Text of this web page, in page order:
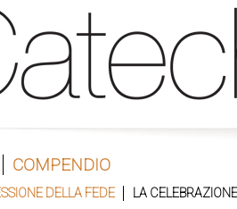
COMPENDIO
DELLA FEDE LA